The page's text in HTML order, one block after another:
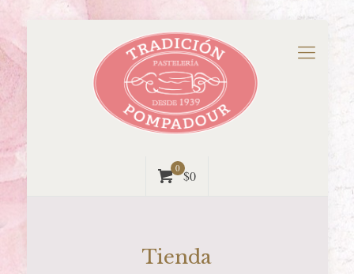
0 $0
Tienda